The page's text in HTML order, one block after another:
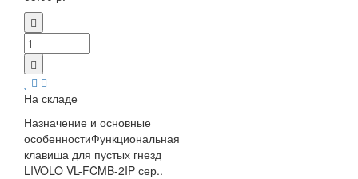
На складе
Назначение и основные
особенностиФункциональная
клавиша для пустых гнезд
LIVOLO VL-FCMB-2IP сер..